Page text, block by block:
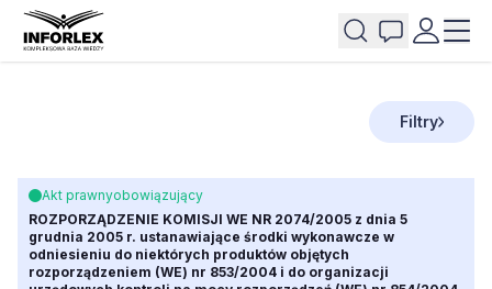
Filtry
Akt prawnyobowiązujący
ROZPORZĄDZENIE KOMISJI WE NR 2074/2005 z dnia 5
grudnia 2005 r. ustanawiające środki wykonawcze w
odniesieniu do niektórych produktów objętych
rozporządzeniem (WE) nr 853/2004 i do organizacji